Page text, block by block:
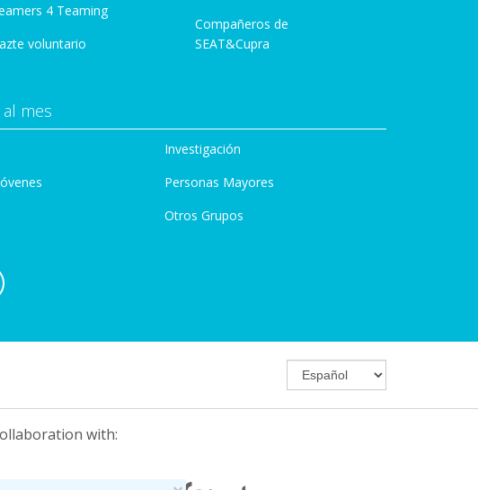
4 Teaming
voluntario
Compañeros de
SEAT&Cupra
mes
Investigación
Personas Mayores
Otros Grupos
with: